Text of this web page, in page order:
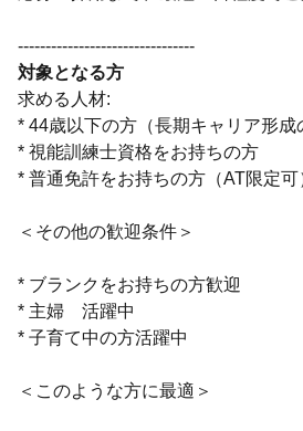
--------------------------------
対象となる方
求める人材:
* 44歳以下の方（長期キャリア形成
* 視能訓練士資格をお持ちの方
* 普通免許をお持ちの方（AT限定可
＜その他の歓迎条件＞
* ブランクをお持ちの方歓迎
* 主婦 活躍中
* 子育て中の方活躍中
＜このような方に最適＞